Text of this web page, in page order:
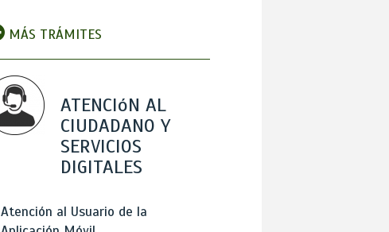
MÁS TRÁMITES
ATENCIóN AL
CIUDADANO Y
SERVICIOS
DIGITALES
Atención al Usuario de la